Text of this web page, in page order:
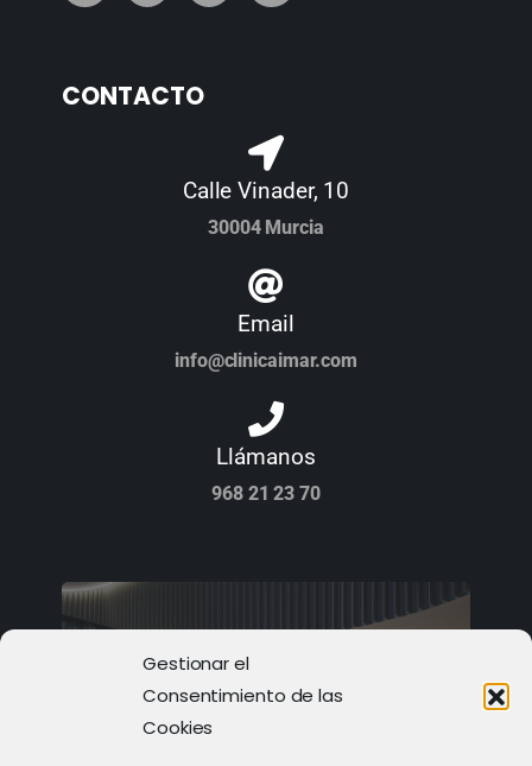
Gestionar el
Consentimiento de las
Cookies
CONTACTO
Calle Vinader, 10
30004 Murcia
Email
info@clinicaimar.com
Llámanos
968 21 23 70